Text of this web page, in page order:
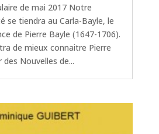
de mai 2017 Notre
se tiendra au Carla-Bayle, le
de Pierre Bayle (1647-1706).
de mieux connaitre Pierre
Nouvelles de...